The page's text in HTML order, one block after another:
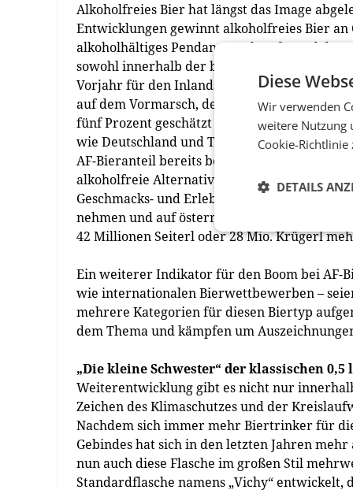
Alkoholfreies Bier hat längst das Image
Entwicklungen gewinnt alkoholfreies Bier
alkoholhältiges Pendant. Auch aufgrund der
sowohl innerhalb der bieraffinen
Vorjahr für den Inlands-Verbrauch „nahezu
auf dem Vormarsch, der Anteil von
fünf Prozent geschätzt - jener in Österreich
wie Deutschland und Tschechien zeigen
AF-Bieranteil bereits bei 7,6[8] Prozent, in
alkoholfreie Alternativen abgefangen
Geschmacks- und Erlebniswelt von Bier.
nehmen und auf österreichische
42 Millionen Seiterl oder 28 Mio. Krügerl
Ein weiterer Indikator für den Boom bei AF-
wie internationalen Bierwettbewerben –
mehrere Kategorien für diesen Biertyp
dem Thema und kämpfen um
„Die kleine Schwester“ der klassischen
Weiterentwicklung gibt es nicht nur
Zeichen des Klimaschutzes und der
Nachdem sich immer mehr Biertrinker für
Gebindes hat sich in den letzten Jahren
nun auch diese Flasche im großen Stil
Standardflasche namens „Vichy“
Diese
Wir verwenden
weitere Nutzung
Cookie-
DETAILS